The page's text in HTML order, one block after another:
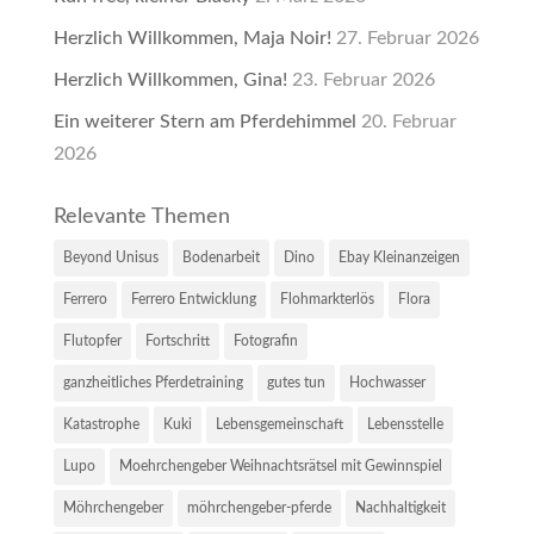
Herzlich Willkommen, Maja Noir! 27. Februar 2026
Herzlich Willkommen, Gina! 23. Februar 2026
Ein weiterer Stern am Pferdehimmel 20. Februar
2026
Relevante Themen
Beyond Unisus Bodenarbeit Dino Ebay Kleinanzeigen
Ferrero Ferrero Entwicklung Flohmarkterlös Flora
Flutopfer Fortschritt Fotografin
ganzheitliches Pferdetraining gutes tun Hochwasser
Katastrophe Kuki Lebensgemeinschaft Lebensstelle
Lupo Moehrchengeber Weihnachtsrätsel mit Gewinnspiel
Möhrchengeber möhrchengeber-pferde Nachhaltigkeit